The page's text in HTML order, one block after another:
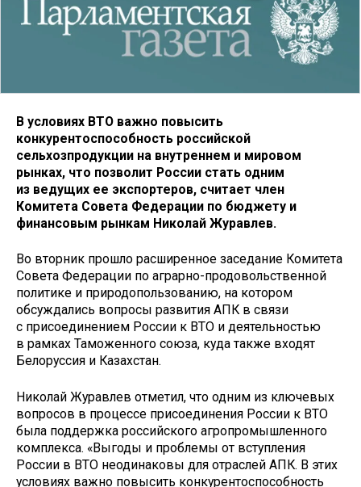
В условиях ВТО важно повысить
конкурентоспособность российской
сельхозпродукции на внутреннем и мировом
рынках, что позволит России стать одним
из ведущих ее экспортеров, считает член
Комитета Совета Федерации по бюджету и
финансовым рынкам Николай Журавлев.
Во вторник прошло расширенное заседание Комитета
Совета Федерации по аграрно-продовольственной
политике и природопользованию, на котором
обсуждались вопросы развития АПК в связи
с присоединением России к ВТО и деятельностью
в рамках Таможенного союза, куда также входят
Белоруссия и Казахстан.
Николай Журавлев отметил, что одним из ключевых
вопросов в процессе присоединения России к ВТО
была поддержка российского агропромышленного
комплекса. «Выгоды и проблемы от вступления
России в ВТО неодинаковы для отраслей АПК. В этих
условиях важно повысить конкурентоспособность